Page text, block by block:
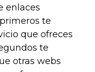
enlaces
te
que ofreces
te
otras webs